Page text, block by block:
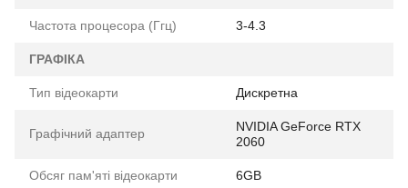
Частота процесора (Ггц) 3-4.3
ГРАФІКА
Тип відеокарти Дискретна
Графічний адаптер
NVIDIA GeForce RTX
2060
Обсяг пам'яті відеокарти 6GB